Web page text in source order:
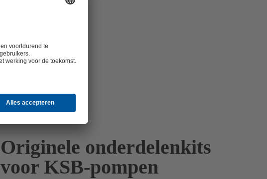
Originele onderdelenkits
voor KSB-pompen